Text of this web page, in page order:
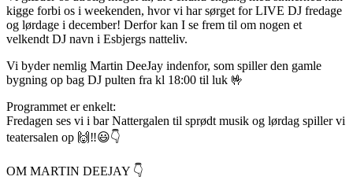
kigge forbi os i weekenden, hvor vi har sørget for LIVE DJ fredage
og lørdage i december! Derfor kan I se frem til om nogen et
velkendt DJ navn i Esbjergs natteliv.
Vi byder nemlig Martin DeeJay indenfor, som spiller den gamle
bygning op bag DJ pulten fra kl 18:00 til luk 🤟
Programmet er enkelt:
Fredagen ses vi i bar Nattergalen til sprødt musik og lørdag spiller vi
teatersalen op 🙌‼😃👇
OM MARTIN DEEJAY 👇